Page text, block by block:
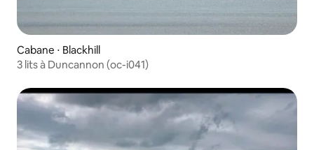
Cabane ⋅ Blackhill
3 lits à Duncannon (oc-i041)